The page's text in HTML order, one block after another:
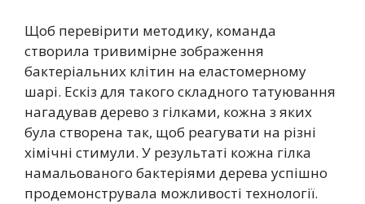
Щоб перевірити методику, команда
створила тривимірне зображення
бактеріальних клітин на еластомерному
шарі. Ескіз для такого складного татуювання
нагадував дерево з гілками, кожна з яких
була створена так, щоб реагувати на різні
хімічні стимули. У результаті кожна гілка
намальованого бактеріями дерева успішно
продемонструвала можливості технології.